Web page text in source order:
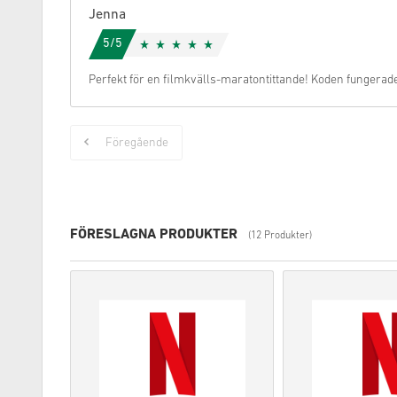
Jenna
5/5
Perfekt för en filmkvälls-maratontittande! Koden
Föregående
FÖRESLAGNA PRODUKTER (12 Produkter)